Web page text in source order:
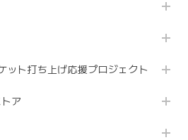
ット打ち上げ応援プロジェクト
ア